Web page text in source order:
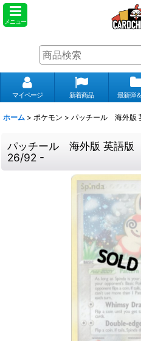
メニュー
マイページ 新着商品 最新弾
ホーム > ポケモン > パッチール 海外版
パッチール 海外版 英語
26/92 -